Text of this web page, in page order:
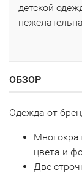
детской
ОБЗОР
Одежда от
цвета и
Две